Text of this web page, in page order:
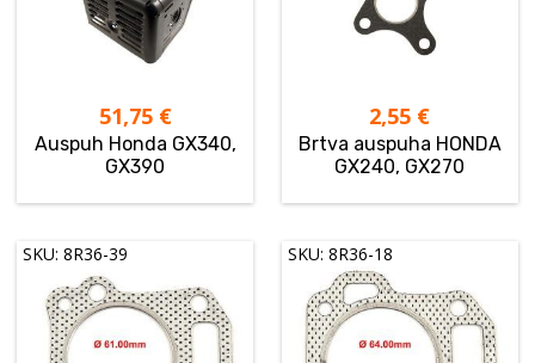
51,75 €
Auspuh Honda GX340,
GX390
2,55 €
Brtva auspuha HONDA
GX240, GX270
SKU: 8R36-39 SKU: 8R36-18